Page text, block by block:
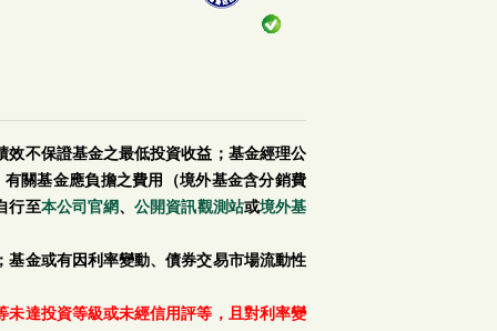
不保證基金之最低投資收益；基金經理公
關基金應負擔之費用（境外基金含分銷費
行至本公司官網、公開資訊觀測站或境外基
金或有因利率變動、債券交易市場流動性
達投資等級或未經信用評等，且對利率變